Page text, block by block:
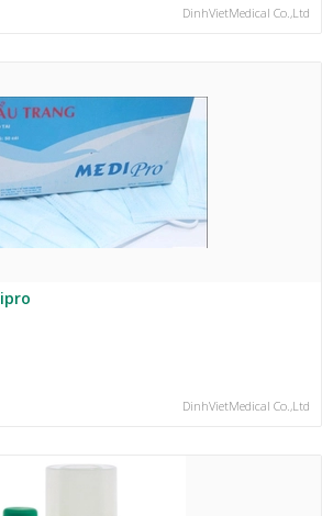
DinhVietMedical Co.,Ltd
DinhVietMedical Co.,Ltd